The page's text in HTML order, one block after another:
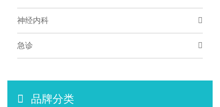
神经内科
急诊
品牌分类